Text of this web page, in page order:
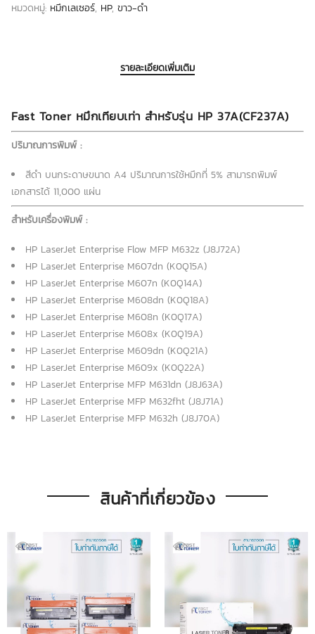
หมวดหมู่: หมึกเลเซอร์, HP, ขาว-ดำ
รายละเอียดเพิ่มเติม
Fast Toner หมึกเทียบเท่า สำหรับรุ่น HP 37A(CF237A)
ปริมาณการพิมพ์ :
สีดำ บนกระดาษขนาด A4 ปริมาณการใช้หมึกที่ 5% สามารถพิมพ์
เอกสารได้ 11,000 แผ่น
สำหรับเครื่องพิมพ์ :
HP LaserJet Enterprise Flow MFP M632z (J8J72A)
HP LaserJet Enterprise M607dn (K0Q15A)
HP LaserJet Enterprise M607n (K0Q14A)
HP LaserJet Enterprise M608dn (K0Q18A)
HP LaserJet Enterprise M608n (K0Q17A)
HP LaserJet Enterprise M608x (K0Q19A)
HP LaserJet Enterprise M609dn (K0Q21A)
HP LaserJet Enterprise M609x (K0Q22A)
HP LaserJet Enterprise MFP M631dn (J8J63A)
HP LaserJet Enterprise MFP M632fht (J8J71A)
HP LaserJet Enterprise MFP M632h (J8J70A)
สินค้าที่เกี่ยวข้อง